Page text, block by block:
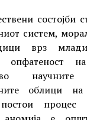
состојби
систем,
врз
опфатеност на
облици